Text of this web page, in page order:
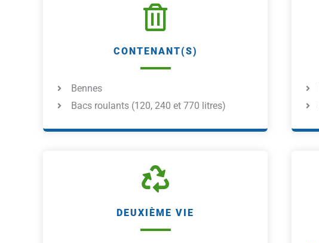
CONTENANT(S)
Bennes
Bacs roulants (120, 240 et 770 litres)
DEUXIÈME VIE